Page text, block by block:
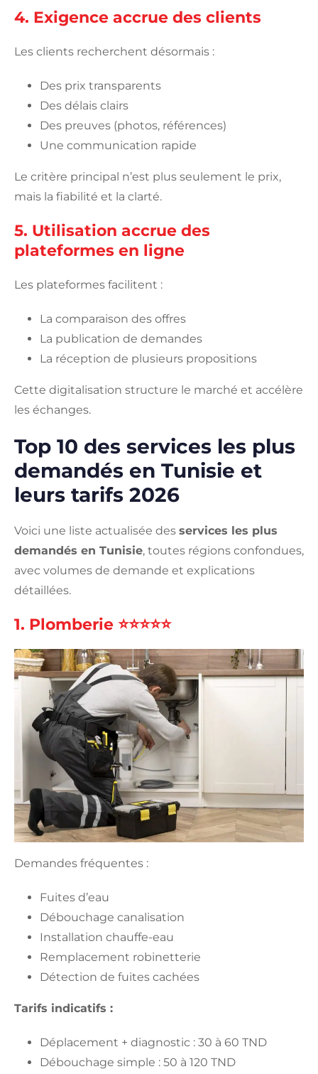
4. Exigence accrue des clients
Les clients recherchent désormais :
Des prix transparents
Des délais clairs
Des preuves (photos, références)
Une communication rapide
Le critère principal n’est plus seulement le prix,
mais la fiabilité et la clarté.
5. Utilisation accrue des
plateformes en ligne
Les plateformes facilitent :
La comparaison des offres
La publication de demandes
La réception de plusieurs propositions
Cette digitalisation structure le marché et accélère
les échanges.
Top 10 des services les plus
demandés en Tunisie et
leurs tarifs 2026
Voici une liste actualisée des services les plus
demandés en Tunisie, toutes régions confondues,
avec volumes de demande et explications
détaillées.
1. Plomberie ⭐⭐⭐⭐⭐
Demandes fréquentes :
Fuites d’eau
Débouchage canalisation
Installation chauffe-eau
Remplacement robinetterie
Détection de fuites cachées
Tarifs indicatifs :
Déplacement + diagnostic : 30 à 60 TND
Débouchage simple : 50 à 120 TND